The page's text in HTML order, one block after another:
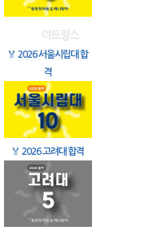
🏅 2026 서울시립대 합
격
🏅 2026 고려대 합격